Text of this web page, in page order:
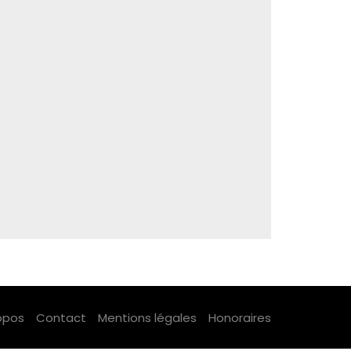
Contact Mentions légales Honoraires